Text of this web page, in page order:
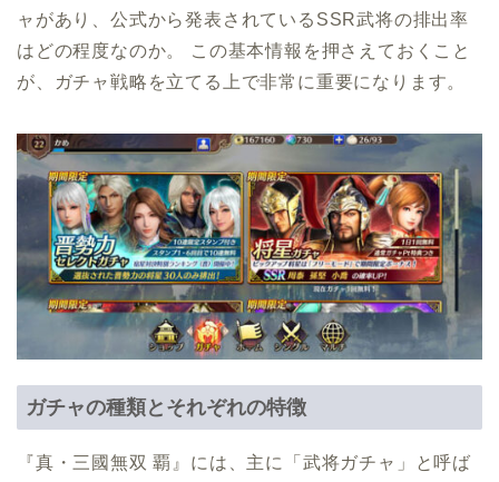
ャがあり、公式から発表されているSSR武将の排出率
はどの程度なのか。 この基本情報を押さえておくこと
が、ガチャ戦略を立てる上で非常に重要になります。
ガチャの種類とそれぞれの特徴
『真・三國無双 覇』には、主に「武将ガチャ」と呼ば